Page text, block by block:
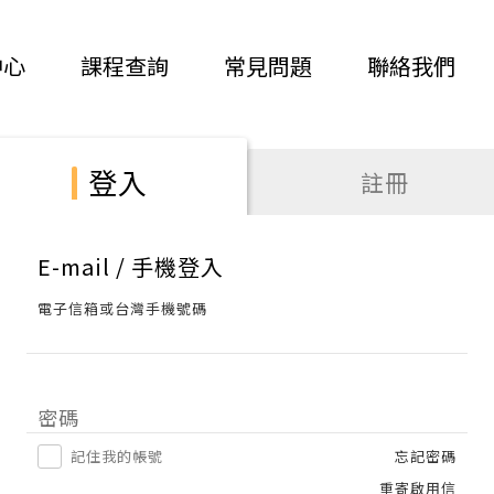
課程查詢 常見問題 聯絡我們
登入 註冊
E-mail / 手機登入
電子信箱或台灣手機號碼
密碼
記住我的帳號
忘記密碼
重寄啟用信